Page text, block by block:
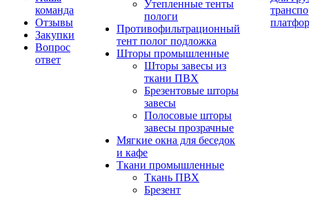
команда
Отзывы
Закупки
Вопрос
ответ
Утепленные тенты
пологи
Противофильтрационный
тент полог подложка
Шторы промышленные
Шторы завесы из
ткани ПВХ
Брезентовые шторы
завесы
Полосовые шторы
завесы прозрачные
Мягкие окна для беседок
и кафе
Ткани промышленные
Ткань ПВХ
Брезент